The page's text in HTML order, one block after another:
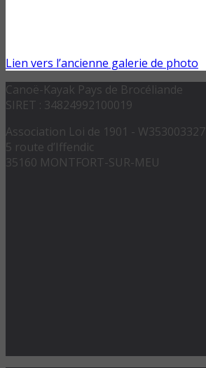
Lien vers l’ancienne galerie de photo
Canoë-Kayak Pays de Brocéliande
SIRET : 34824992100019
Association Loi de 1901 - W353003327
5 route d’Iffendic
35160 MONTFORT-SUR-MEU